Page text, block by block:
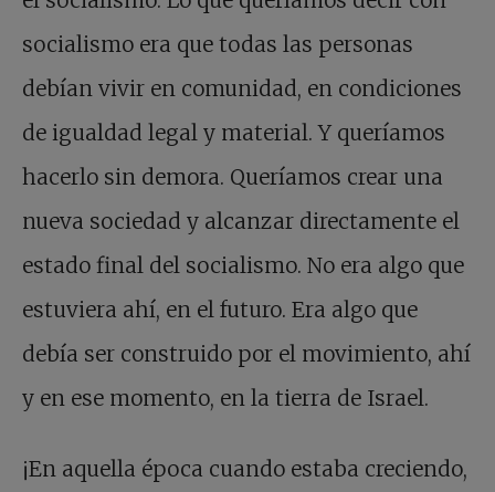
socialismo era que todas las personas
debían vivir en comunidad, en condiciones
de igualdad legal y material. Y queríamos
hacerlo sin demora. Queríamos crear una
nueva sociedad y alcanzar directamente el
estado final del socialismo. No era algo que
estuviera ahí, en el futuro. Era algo que
debía ser construido por el movimiento, ahí
y en ese momento, en la tierra de Israel.
¡En aquella época cuando estaba creciendo,